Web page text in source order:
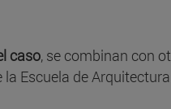
caso, se combinan con
Escuela de